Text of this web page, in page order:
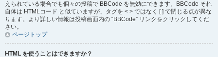
えられている場合でも個々の投稿で BBCode を無効にできます。BBCode それ
自体は HTMLコード と似ていますが、タグを < > ではなく [ ] で閉じる点が異な
ります。より詳しい情報は投稿画面内の “BBCode” リンクをクリックしてくだ
さい。
ページトップ
HTML を使うことはできますか？